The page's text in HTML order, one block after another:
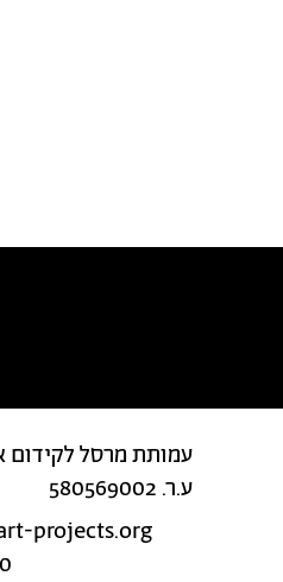
עמותת מרסל לקידום
ע.ר. 580569002
projects.org